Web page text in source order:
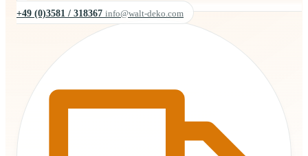
+49 (0)3581 / 318367 info@walt-deko.com